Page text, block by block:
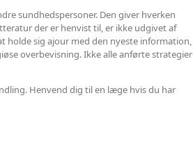
sundhedspersoner. Den giver hverken
der er henvist til, er ikke udgivet af
holde sig ajour med den nyeste information,
overbevisning. Ikke alle anførte strategier
Henvend dig til en læge hvis du har